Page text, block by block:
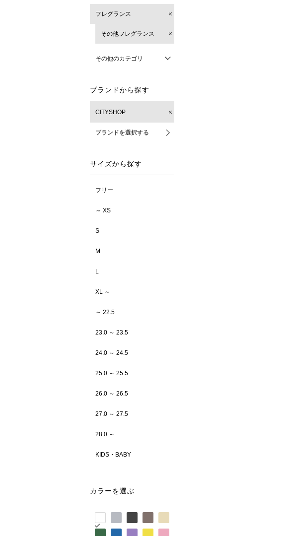
フレグランス
その他フレグランス
その他のカテゴリ
ブランドから探す
CITYSHOP
ブランドを選択する
サイズから探す
フリー
～ XS
S
M
L
XL ～
～ 22.5
23.0 ～ 23.5
24.0 ～ 24.5
25.0 ～ 25.5
26.0 ～ 26.5
27.0 ～ 27.5
28.0 ～
KIDS・BABY
カラーを選ぶ